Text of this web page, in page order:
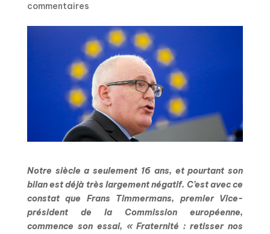
commentaires
Notre siècle a seulement 16 ans, et pourtant son
bilan est déjà très largement négatif. C’est avec ce
constat que Frans Timmermans, premier Vice-
président de la Commission européenne,
commence son essai, « Fraternité : retisser nos